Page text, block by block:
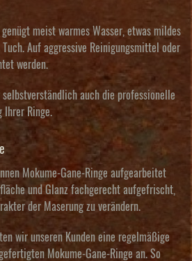
meist warmes Wasser, etwas mildes
Auf aggressive Reinigungsmittel oder
werden.
selbstverständlich auch die professionelle
Ihrer Ringe.
Mokume-Gane-Ringe aufgearbeitet
und Glanz fachgerecht aufgefrischt,
der Maserung zu verändern.
wir unseren Kunden eine regelmäßige
Mokume-Gane-Ringe an. So